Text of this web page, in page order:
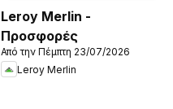
Leroy Merlin -
Προσφορές
Από την Πέμπτη 23/07/2026
Leroy Merlin